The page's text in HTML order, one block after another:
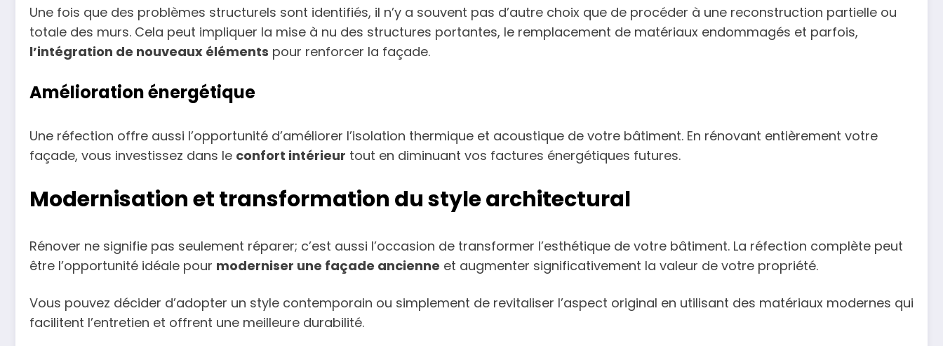
Une fois que des problèmes structurels sont identifiés, il n’y a souvent pas d’autre choix que de procéder à une reconstruction partielle ou
totale des murs. Cela peut impliquer la mise à nu des structures portantes, le remplacement de matériaux endommagés et parfois,
l’intégration de nouveaux éléments pour renforcer la façade.
Amélioration énergétique
Une réfection offre aussi l’opportunité d’améliorer l’isolation thermique et acoustique de votre bâtiment. En rénovant entièrement votre
façade, vous investissez dans le confort intérieur tout en diminuant vos factures énergétiques futures.
Modernisation et transformation du style architectural
Rénover ne signifie pas seulement réparer; c’est aussi l’occasion de transformer l’esthétique de votre bâtiment. La réfection complète peut
être l’opportunité idéale pour moderniser une façade ancienne et augmenter significativement la valeur de votre propriété.
Vous pouvez décider d’adopter un style contemporain ou simplement de revitaliser l’aspect original en utilisant des matériaux modernes qui
facilitent l’entretien et offrent une meilleure durabilité.